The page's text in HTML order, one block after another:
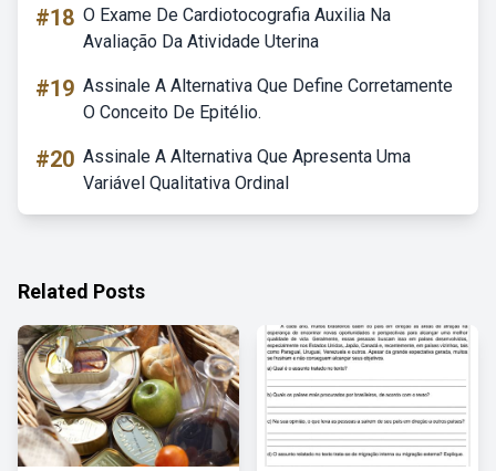
#18 O Exame De Cardiotocografia Auxilia Na
Avaliação Da Atividade Uterina
#19 Assinale A Alternativa Que Define Corretamente
O Conceito De Epitélio.
#20 Assinale A Alternativa Que Apresenta Uma
Variável Qualitativa Ordinal
Related Posts